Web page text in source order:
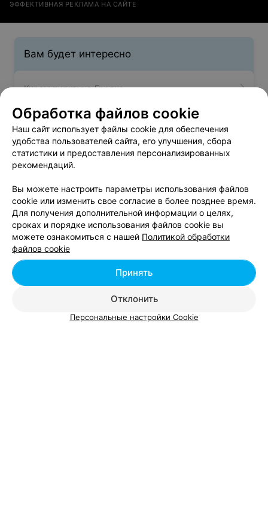
ЭФФЕКТИВНАЯ РЕКЛАМА НА САЙТЕ
Вам будет интересно
Курсы пилотов в Гродно
Курсы барменов в Гродно
Курсы электриков в Гродно
Добавить компанию
Добавить специалиста
Обработка файлов cookie
Наш сайт использует файлы cookie для обеспечения
удобства пользователей сайта, его улучшения, сбора
статистики и предоставления персонализированных
рекомендаций.
Вы можете настроить параметры использования файлов
cookie или изменить свое согласие в более позднее время.
Для получения дополнительной информации о целях,
сроках и порядке использования файлов cookie вы
можете ознакомиться с нашей Политикой обработки
файлов cookie
Отклонить
Принять
Персональные настройки Cookie